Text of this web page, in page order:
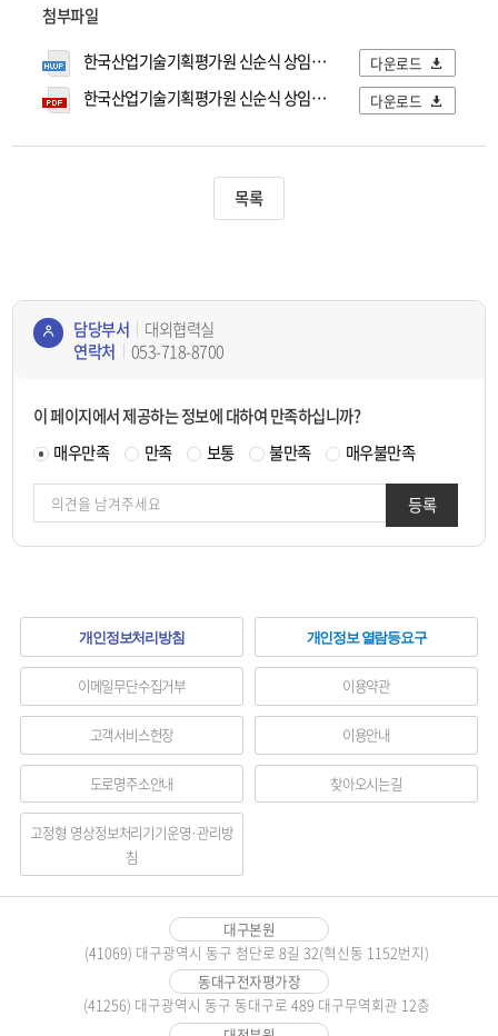
첨부파일
한국산업기술기획평가원 신순식 상임감사, 전직원 대상 청렴·인권 특강 실시.hwp
다운로드
한국산업기술기획평가원 신순식 상임감사, 전직원 대상 청렴·인권 특강 실시.pdf 다운로드
목록
정보
책임
담당부서
대외협력실
연락처
053-718-8700
이 페이지에서 제공하는 정보에 대하여 만족하십니까?
매우만족
만족 보통 불만족 매우불만족
등록
하
단
메
뉴
개인정보처리방침 개인정보 열람등요구
이메일무단수집거부 이용약관
고객서비스헌장 이용안내
도로명주소안내 찾아오시는길
고정형 영상정보처리기기운영·관리방
침
대구본원
(41069) 대구광역시 동구 첨단로 8길 32(혁신동 1152번지)
동대구전자평가장
(41256) 대구광역시 동구 동대구로 489 대구무역회관 12층